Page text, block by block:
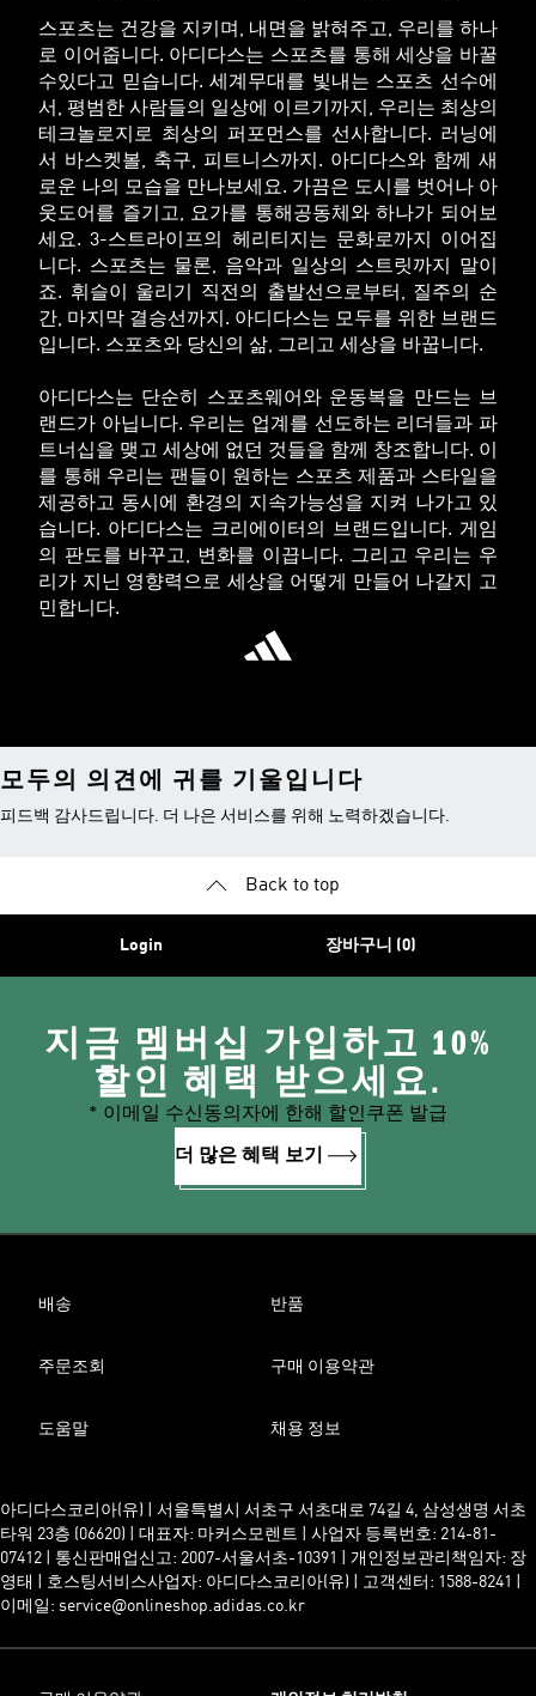
스포츠는 건강을 지키며, 내면을 밝혀주고, 우리를 하나
로 이어줍니다. 아디다스는 스포츠를 통해 세상을 바꿀
수있다고 믿습니다. 세계무대를 빛내는 스포츠 선수에
서, 평범한 사람들의 일상에 이르기까지, 우리는 최상의
테크놀로지로 최상의 퍼포먼스를 선사합니다. 러닝에
서 바스켓볼, 축구, 피트니스까지. 아디다스와 함께 새
로운 나의 모습을 만나보세요. 가끔은 도시를 벗어나 아
웃도어를 즐기고, 요가를 통해공동체와 하나가 되어보
세요. 3-스트라이프의 헤리티지는 문화로까지 이어집
니다. 스포츠는 물론, 음악과 일상의 스트릿까지 말이
죠. 휘슬이 울리기 직전의 출발선으로부터, 질주의 순
간, 마지막 결승선까지. 아디다스는 모두를 위한 브랜드
입니다. 스포츠와 당신의 삶, 그리고 세상을 바꿉니다.
아디다스는 단순히 스포츠웨어와 운동복을 만드는 브
랜드가 아닙니다. 우리는 업계를 선도하는 리더들과 파
트너십을 맺고 세상에 없던 것들을 함께 창조합니다. 이
를 통해 우리는 팬들이 원하는 스포츠 제품과 스타일을
제공하고 동시에 환경의 지속가능성을 지켜 나가고 있
습니다. 아디다스는 크리에이터의 브랜드입니다. 게임
의 판도를 바꾸고, 변화를 이끕니다. 그리고 우리는 우
리가 지닌 영향력으로 세상을 어떻게 만들어 나갈지 고
민합니다.
모두의 의견에 귀를 기울입니다
피드백 감사드립니다. 더 나은 서비스를 위해 노력하겠습니다.
Back to top
Login 장바구니 (0)
지금 멤버십 가입하고 10%
할인 혜택 받으세요.
* 이메일 수신동의자에 한해 할인쿠폰 발급
더 많은 혜택 보기
배송 반품
주문조회 구매 이용약관
도움말 채용 정보
아디다스코리아(유) | 서울특별시 서초구 서초대로 74길 4, 삼성생명 서초
타워 23층 (06620) | 대표자: 마커스모렌트 | 사업자 등록번호: 214-81-
07412 | 통신판매업신고: 2007-서울서초-10391 | 개인정보관리책임자: 장
영태 | 호스팅서비스사업자: 아디다스코리아(유) | 고객센터: 1588-8241 |
이메일: service@onlineshop.adidas.co.kr